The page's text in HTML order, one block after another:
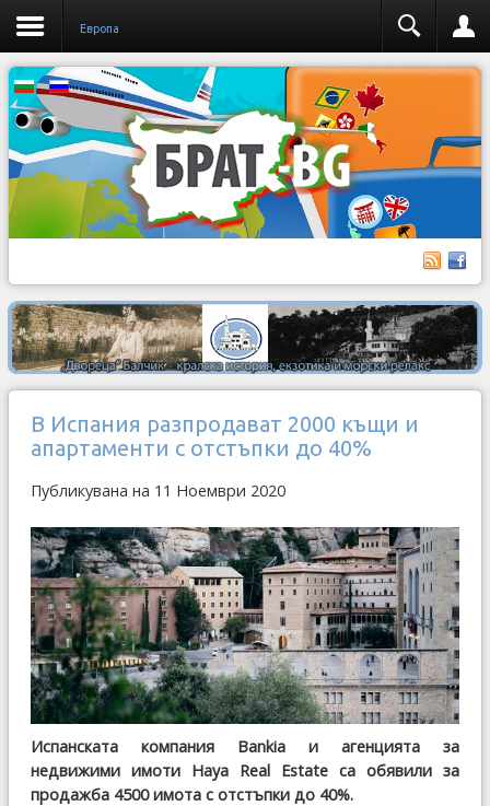
Европа
В Испания разпродават 2000 къщи и
апартаменти с отстъпки до 40%
Публикувана на 11 Ноември 2020
Испанската компания Bankia и агенцията за
недвижими имоти Haya Real Estate са обявили за
продажба 4500 имота с отстъпки до 40%.